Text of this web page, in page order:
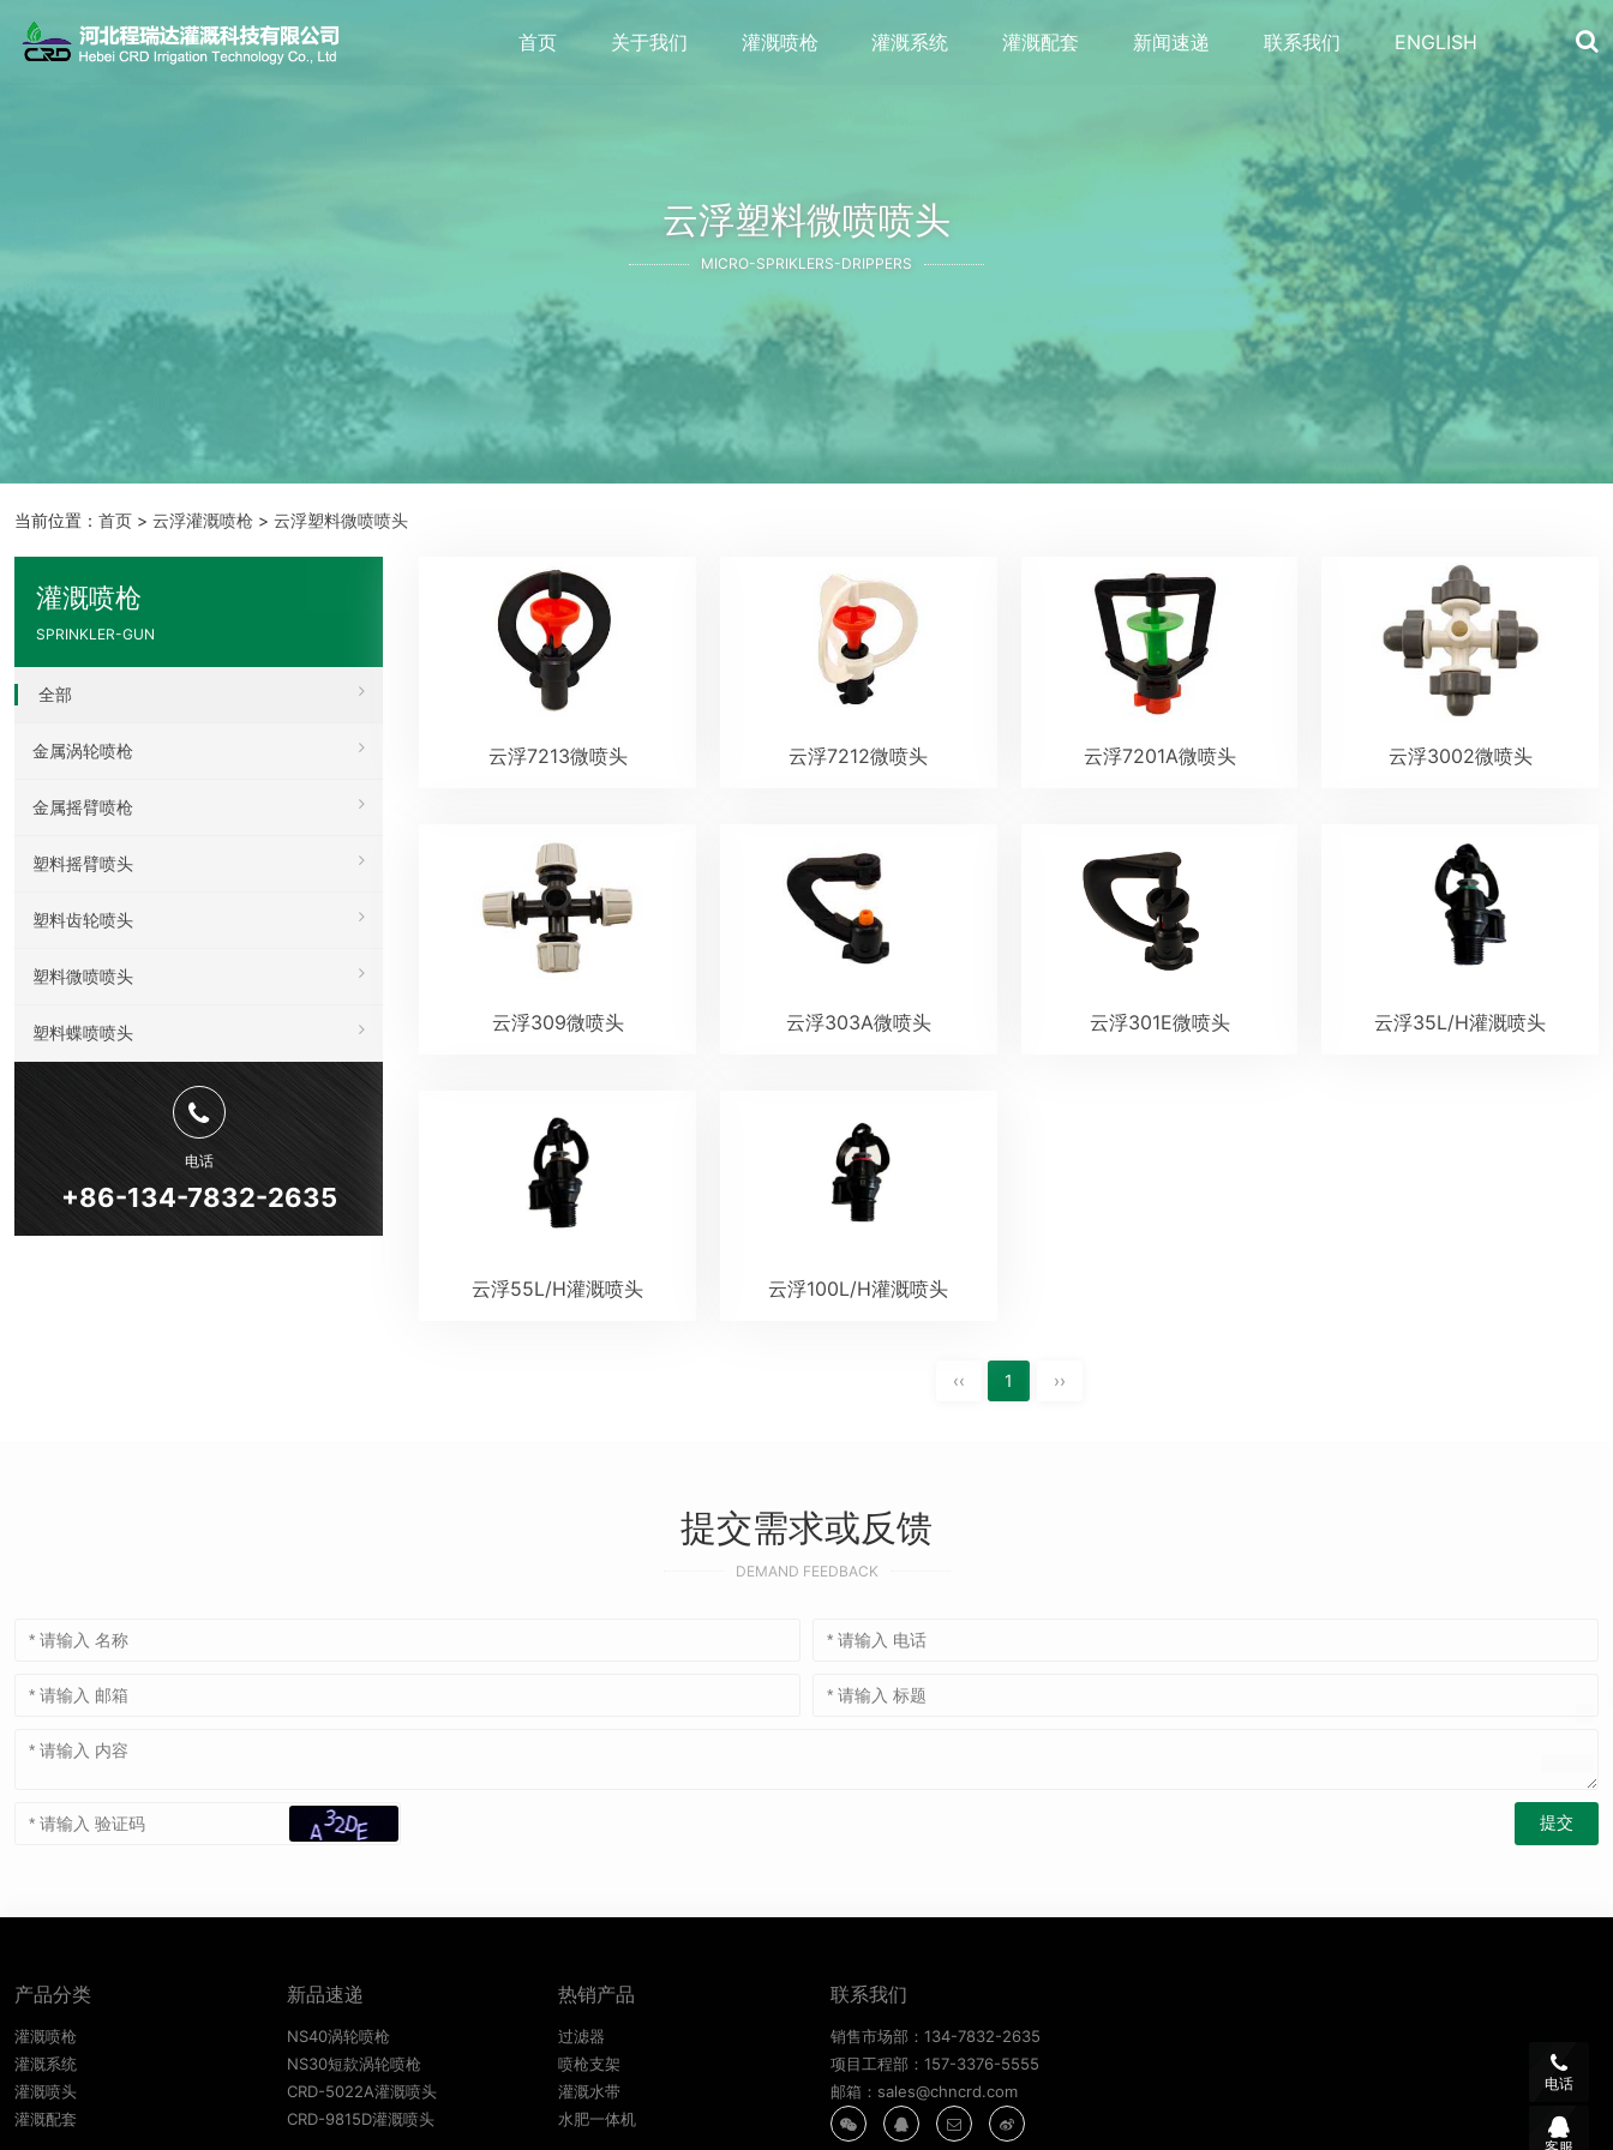
首页 关于我们 灌溉喷枪 灌溉系统 灌溉配套 新闻速递 联系我们 ENGLISH
云浮塑料微喷喷头
MICRO-SPRIKLERS-DRIPPERS
当前位置： 首页 > 云浮灌溉喷枪 > 云浮塑料微喷喷头
灌溉喷枪
SPRINKLER-GUN
全部
金属涡轮喷枪
金属摇臂喷枪
塑料摇臂喷头
塑料齿轮喷头
塑料微喷喷头
塑料蝶喷喷头
电话
+86-134-7832-2635
云浮7213微喷头 云浮7212微喷头 云浮7201A微喷头 云浮3002微喷头
云浮309微喷头 云浮303A微喷头 云浮301E微喷头 云浮35L/H灌溉喷头
云浮55L/H灌溉喷头 云浮100L/H灌溉喷头
‹‹ 1 ››
提交需求或反馈
DEMAND FEEDBACK
产品分类
灌溉喷枪
灌溉系统
灌溉喷头
灌溉配套
新品速递
NS40涡轮喷枪
NS30短款涡轮喷枪
CRD-5022A灌溉喷头
CRD-9815D灌溉喷头
热销产品
过滤器
喷枪支架
灌溉水带
水肥一体机
联系我们
销售市场部：134-7832-2635
项目工程部：157-3376-5555
邮箱：sales@chncrd.com
电话